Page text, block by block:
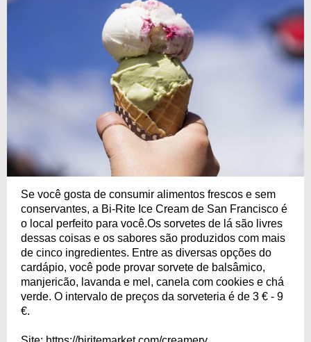
Se você gosta de consumir alimentos frescos e sem
conservantes, a Bi-Rite Ice Cream de San Francisco é
o local perfeito para você.Os sorvetes de lá são livres
dessas coisas e os sabores são produzidos com mais
de cinco ingredientes. Entre as diversas opções do
cardápio, você pode provar sorvete de balsâmico,
manjericão, lavanda e mel, canela com cookies e chá
verde. O intervalo de preços da sorveteria é de 3 € - 9
€.